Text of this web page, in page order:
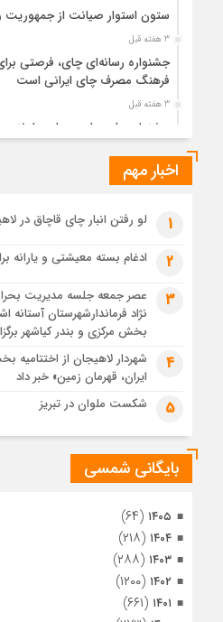
ستون استوار صیانت از جمهوریت
3 هفته قبل
جشنواره رسانه‌ای چای، فرصتی
فرهنگ مصرف چای ایرانی است
3 هفته قبل
جشنواره ملی چای، حمایت از
ایرانی!؟
1 ماه قبل
1 ماه قبل
رئوف
تصاویر هوایی مراسم تشییع پیکر
مراسم تشییع پیکر مطهر آقای
تصاویری از تراکم جمعیت حاضر در
اشرف
اخبار مهم
1 لو رفتن انبار چای قاچاق در
2 ادغام بسته معیشتی و یارانه
3
عصر جمعه جلسه مدیریت
نژاد فرماندارشهرستان آستانه
بخش مرکزی و بندر کیاشهر
4
شهردار لاهیجان از
ایران، قهرمان زمین» خبر داد
5 شکست ملوان در تبریز
بایگانی شمسی
۱۴۰۵ (۶۴)
۱۴۰۴ (۲۱۸)
۱۴۰۳ (۲۸۸)
۱۴۰۲ (۱۲۰۰)
۱۴۰۱ (۶۶۱)